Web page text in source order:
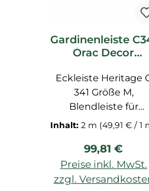
Gardinenleiste
Orac Decor
Deckenleiste
Eckleiste Heritage
341 Größe M,
Blendleiste für
verdeckte
Stuckleiste extrem
maßhaltig, Profilleiste
für Decke
Inhalt:2 m (49,91 € / 1
Regulärer
99,81 €
Preise inkl. MwSt.
zzgl.